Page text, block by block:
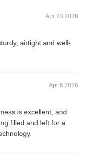
Apr 23.2026
airtight and well-
Apr 6.2026
is excellent, and
filled and left for a